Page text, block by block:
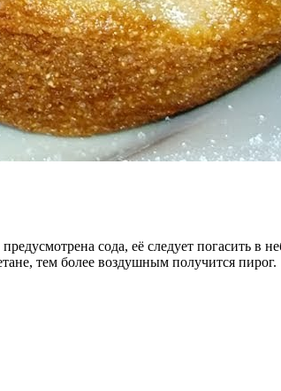
сода, её следует погасить в
тем более воздушным получится пирог.